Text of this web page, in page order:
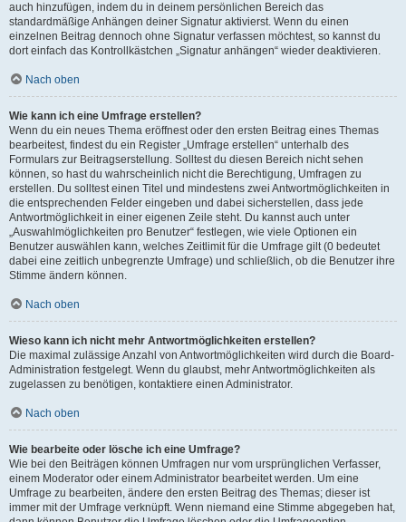
auch hinzufügen, indem du in deinem persönlichen Bereich das
standardmäßige Anhängen deiner Signatur aktivierst. Wenn du einen
einzelnen Beitrag dennoch ohne Signatur verfassen möchtest, so kannst du
dort einfach das Kontrollkästchen „Signatur anhängen“ wieder deaktivieren.
Nach oben
Wie kann ich eine Umfrage erstellen?
Wenn du ein neues Thema eröffnest oder den ersten Beitrag eines Themas
bearbeitest, findest du ein Register „Umfrage erstellen“ unterhalb des
Formulars zur Beitragserstellung. Solltest du diesen Bereich nicht sehen
können, so hast du wahrscheinlich nicht die Berechtigung, Umfragen zu
erstellen. Du solltest einen Titel und mindestens zwei Antwortmöglichkeiten in
die entsprechenden Felder eingeben und dabei sicherstellen, dass jede
Antwortmöglichkeit in einer eigenen Zeile steht. Du kannst auch unter
„Auswahlmöglichkeiten pro Benutzer“ festlegen, wie viele Optionen ein
Benutzer auswählen kann, welches Zeitlimit für die Umfrage gilt (0 bedeutet
dabei eine zeitlich unbegrenzte Umfrage) und schließlich, ob die Benutzer ihre
Stimme ändern können.
Nach oben
Wieso kann ich nicht mehr Antwortmöglichkeiten erstellen?
Die maximal zulässige Anzahl von Antwortmöglichkeiten wird durch die Board-
Administration festgelegt. Wenn du glaubst, mehr Antwortmöglichkeiten als
zugelassen zu benötigen, kontaktiere einen Administrator.
Nach oben
Wie bearbeite oder lösche ich eine Umfrage?
Wie bei den Beiträgen können Umfragen nur vom ursprünglichen Verfasser,
einem Moderator oder einem Administrator bearbeitet werden. Um eine
Umfrage zu bearbeiten, ändere den ersten Beitrag des Themas; dieser ist
immer mit der Umfrage verknüpft. Wenn niemand eine Stimme abgegeben hat,